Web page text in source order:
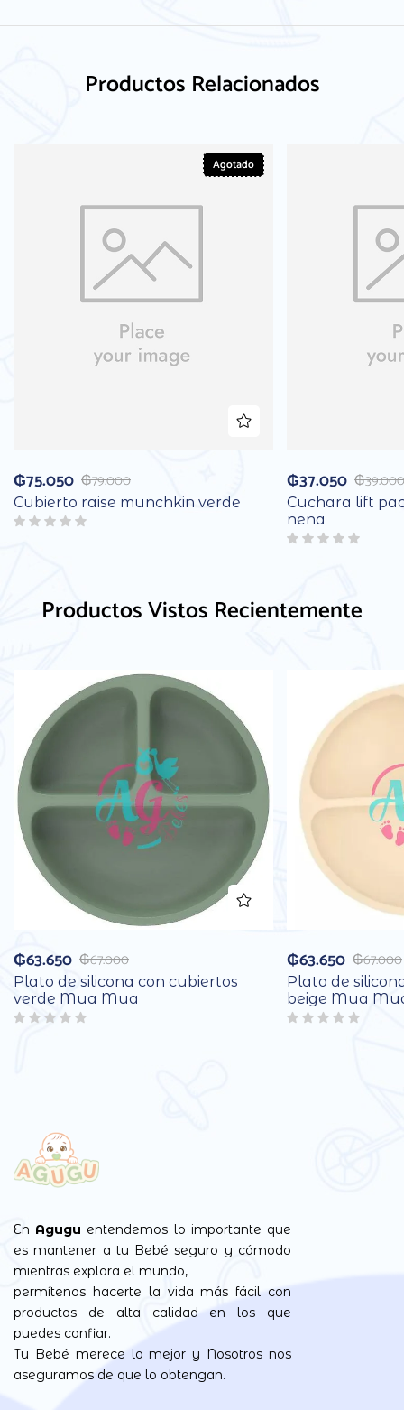
Productos Relacionados
Agotado
₲79.000
₲75.050
Cubierto raise munchkin verde
₲39.000
₲37.050
Cuchara lift
nena
Productos Vistos Recientemente
₲67.000
₲63.650
Plato de silicona con cubiertos
verde Mua Mua
₲67.000
₲63.650
Plato de
beige Mua
En Agugu entendemos lo importante que
es mantener a tu Bebé seguro y cómodo
mientras explora el mundo,
permítenos hacerte la vida más fácil con
productos de alta calidad en los que
puedes confiar.
Tu Bebé merece lo mejor y Nosotros nos
aseguramos de que lo obtengan.